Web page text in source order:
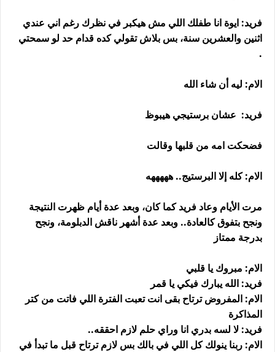
فريد: ايوة انا طفلك اللي مش هيكبر في نظرك رغم اني عندي
اثنين والعشرين سنة، بس بلاش تقولي كده قدام حد لو سمحتي
.
الام: ليه أن شاء الله
فريد: عشان برستيجي هيبوظ
فضحكت امه من قلبها وقالت
الام: كله إلا البرستيج.. هههههه
مرت الأيام وعاد فريد كما كان، وبعد عدة أيام ظهرت النتيجة
ونجح بتفوق كالعادة.. وبعد عدة أشهر ناقش الدبلومة، ونجح
بدرجة ممتاز
الام: مبروك يا قلبي
فريد: الله يبارك فيكي يا قمر
الام: المفروض ترتاح بقى انت تعبت الفترة اللي فاتت من كتر
المذاكرة
فريد: لا لسه بدري انا وراي حلم لازم احققه..
الام: ربنا ينولك كل اللي في بالك بس لازم ترتاح قبل ما تبدأ في